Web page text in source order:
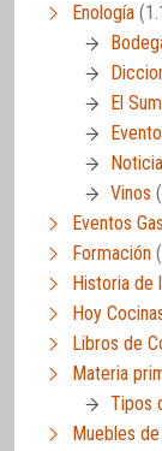
Enología
El
Vinos
Eventos
Formación
Historia de
Hoy
Libros de
Materia
Tipos
Muebles